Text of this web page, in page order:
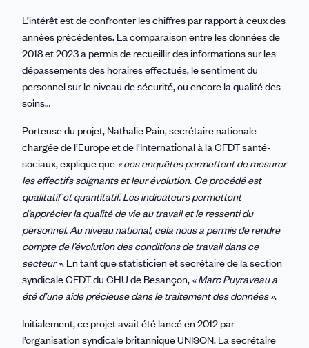
L’intérêt est de confronter les chiffres par rapport à ceux des
années précédentes. La comparaison entre les données de
2018 et 2023 a permis de recueillir des informations sur les
dépassements des horaires effectués, le sentiment du
personnel sur le niveau de sécurité, ou encore la qualité des
soins…
Porteuse du projet, Nathalie Pain, secrétaire nationale
chargée de l’Europe et de l’International à la CFDT santé-
sociaux, explique que « ces enquêtes permettent de mesurer
les effectifs soignants et leur évolution. Ce procédé est
qualitatif et quantitatif.Les indicateurs permettent
d’apprécier la qualité de vie au travail et le ressenti du
personnel. Au niveau national, cela nous a permis de rendre
compte de l’évolution des conditions de travail dans ce
secteur ». En tant que statisticien et secrétaire de la section
syndicale CFDT du CHU de Besançon, « Marc Puyraveau a
été d’une aide précieuse dans le traitement des données ».
Initialement, ce projet avait été lancé en 2012 par
l’organisation syndicale britannique UNISON. La secrétaire